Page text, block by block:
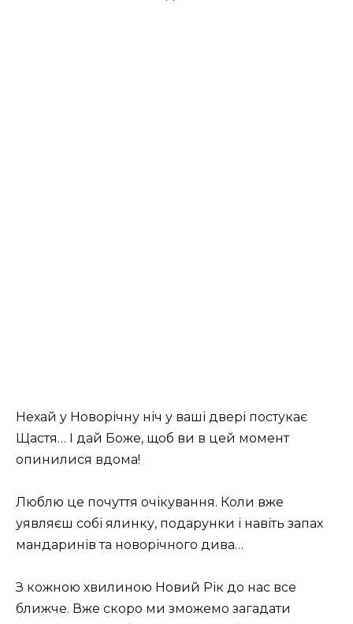
Нехай у Новорічну ніч у ваші двері постукає
Щастя… І дай Боже, щоб ви в цей момент
опинилися вдома!
Люблю це почуття очікування. Коли вже
уявляєш собі ялинку, подарунки і навіть запах
мандаринів та новорічного дива…
З кожною хвилиною Новий Рік до нас все
ближче. Вже скоро ми зможемо загадати